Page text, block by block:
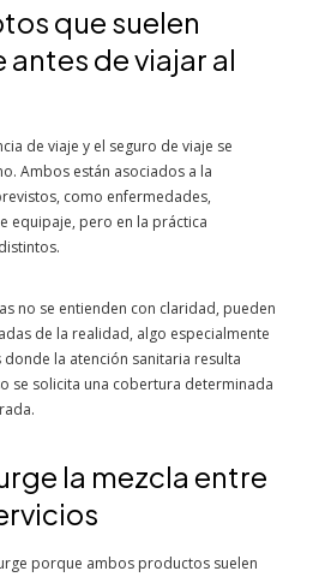
que suelen
de viajar al
de viaje y el seguro de viaje se
Ambos están asociados a la
como enfermedades,
equipaje, pero en la práctica
no se entienden con claridad, pueden
de la realidad, algo especialmente
la atención sanitaria resulta
se solicita una cobertura determinada
la mezcla entre
porque ambos productos suelen